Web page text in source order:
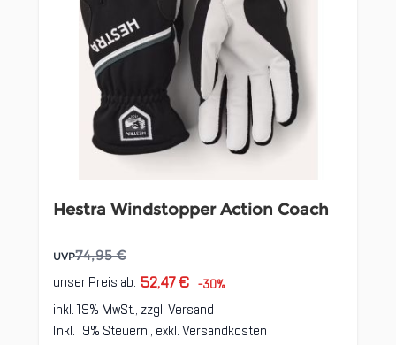
Hestra Windstopper Action Coach
UVP74,95 €
unser Preis ab: 52,47 € -30%
inkl. 19% MwSt., zzgl.Versand
Inkl. 19% Steuern , exkl.Versandkosten